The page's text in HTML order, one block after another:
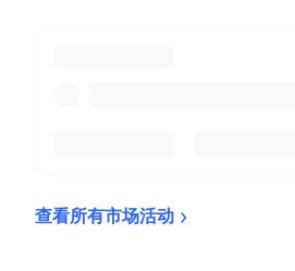
查看所有市场活动